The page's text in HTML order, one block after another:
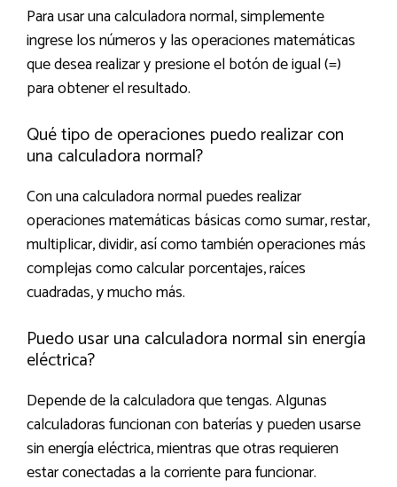
Para usar una calculadora normal, simplemente
ingrese los números y las operaciones matemáticas
que desea realizar y presione el botón de igual (=)
para obtener el resultado.
Qué tipo de operaciones puedo realizar con
una calculadora normal?
Con una calculadora normal puedes realizar
operaciones matemáticas básicas como sumar, restar,
multiplicar, dividir, así como también operaciones más
complejas como calcular porcentajes, raíces
cuadradas, y mucho más.
Puedo usar una calculadora normal sin energía
eléctrica?
Depende de la calculadora que tengas. Algunas
calculadoras funcionan con baterías y pueden usarse
sin energía eléctrica, mientras que otras requieren
estar conectadas a la corriente para funcionar.